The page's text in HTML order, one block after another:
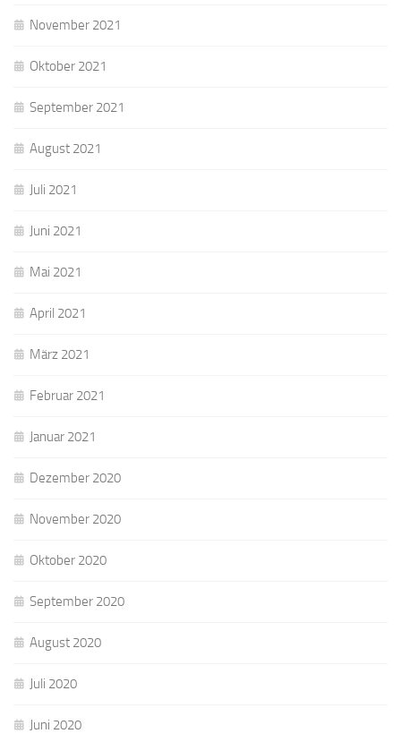
November 2021
Oktober 2021
September 2021
August 2021
Juli 2021
Juni 2021
Mai 2021
April 2021
März 2021
Februar 2021
Januar 2021
Dezember 2020
November 2020
Oktober 2020
September 2020
August 2020
Juli 2020
Juni 2020